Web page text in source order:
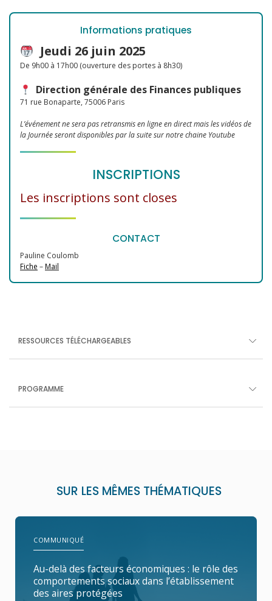
Informations pratiques
Jeudi 26 juin 2025
De 9h00 à 17h00 (ouverture des portes à 8h30)
Direction générale des Finances publiques
71 rue Bonaparte, 75006 Paris
L’événement ne sera pas retransmis en ligne en direct mais les vidéos de
la Journée seront disponibles par la suite sur notre chaine Youtube
INSCRIPTIONS
Les inscriptions sont closes
CONTACT
Pauline Coulomb
Fiche –Mail
RESSOURCES TÉLÉCHARGEABLES
PROGRAMME
SUR LES MÊMES THÉMATIQUES
COMMUNIQUÉ
Au-delà des facteurs économiques : le rôle des
comportements sociaux dans l’établissement
des aires protégées